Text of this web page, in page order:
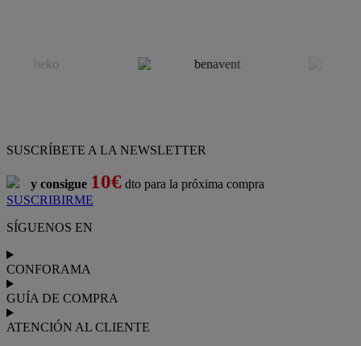
SUSCRÍBETE A LA NEWSLETTER
y consigue 10€ dto para la próxima compra
SUSCRIBIRME
SÍGUENOS EN
CONFORAMA
GUÍA DE COMPRA
ATENCIÓN AL CLIENTE